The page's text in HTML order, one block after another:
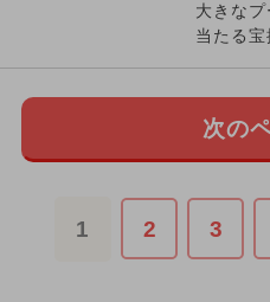
大きな
当たる
次の
1 2 3